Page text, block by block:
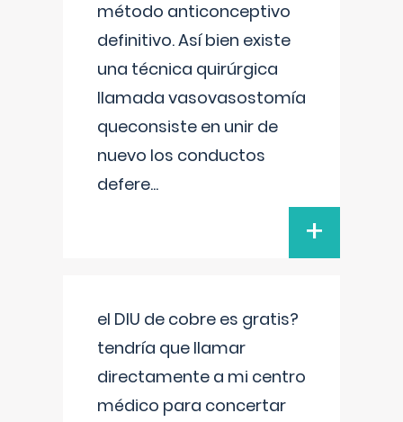
método anticonceptivo
definitivo. Así bien existe
una técnica quirúrgica
llamada vasovasostomía
queconsiste en unir de
nuevo los conductos
defere...
+
el DIU de cobre es gratis?
tendría que llamar
directamente a mi centro
médico para concertar